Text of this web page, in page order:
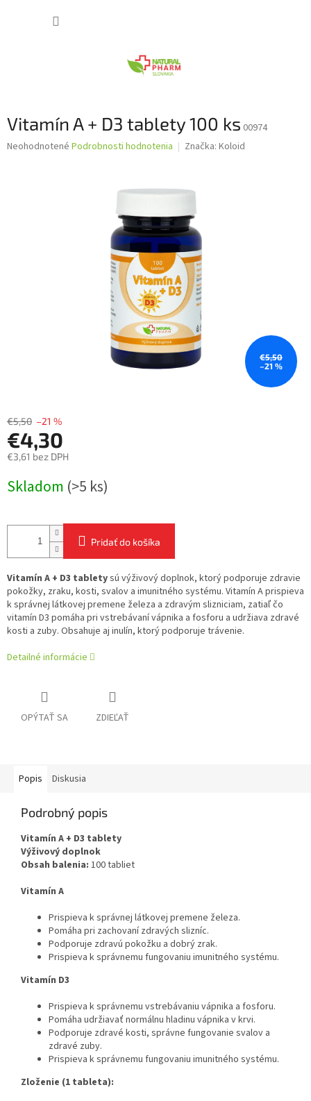
Vitamín A + D3 tablety 100 ks 00974
Priemerné
Neohodnotené Podrobnosti hodnotenia Značka: Koloid
€5,50
–21 %
€5,50 –21 %
€4,30
€3,61 bez DPH
cena:
Skladom (>5 ks)
Pridať do košíka
Vitamín A + D3 tabletysú výživový doplnok, ktorý podporuje zdravie
pokožky, zraku, kosti, svalov a imunitného systému. Vitamín A prispieva
k správnej látkovej premene železa a zdravým slizniciam, zatiaľ čo
vitamín D3 pomáha pri vstrebávaní vápnika a fosforu a udržiava zdravé
kosti a zuby. Obsahuje aj inulín, ktorý podporuje trávenie.
Detailné informácie
OPÝTAŤ SA ZDIEĽAŤ
Popis Diskusia
Podrobný popis
Vitamín A + D3 tablety
Výživový doplnok
Obsah balenia: 100 tabliet
Vitamín A
Prispieva k správnej látkovej premene železa.
Pomáha pri zachovaní zdravých slizníc.
Podporuje zdravú pokožku a dobrý zrak.
Prispieva k správnemu fungovaniu imunitného systému.
Vitamín D3
Prispieva k správnemu vstrebávaniu vápnika a fosforu.
Pomáha udržiavať normálnu hladinu vápnika v krvi.
Podporuje zdravé kosti, správne fungovanie svalov a
zdravé zuby.
Prispieva k správnemu fungovaniu imunitného systému.
Zloženie (1 tableta):